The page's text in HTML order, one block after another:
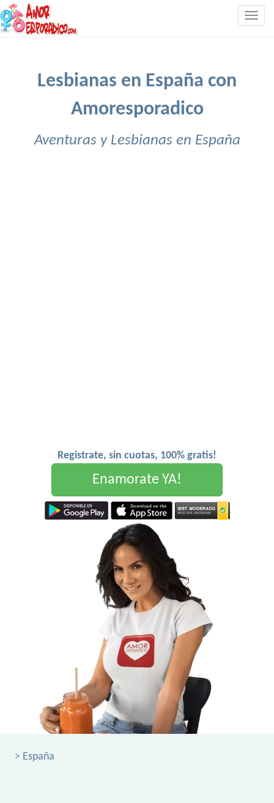
Lesbianas en España con
Amoresporadico
Aventuras y Lesbianas en España
Registrate, sin cuotas, 100% gratis!
Enamorate YA!
> España